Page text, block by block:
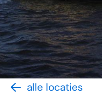
alle locaties